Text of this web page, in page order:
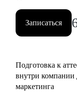
Записаться
Подготовка к
внутри компании
маркетинга